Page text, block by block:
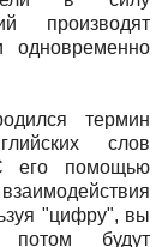
производят
одновременно
термин
слов
его помощью
"цифру", вы
потом будут